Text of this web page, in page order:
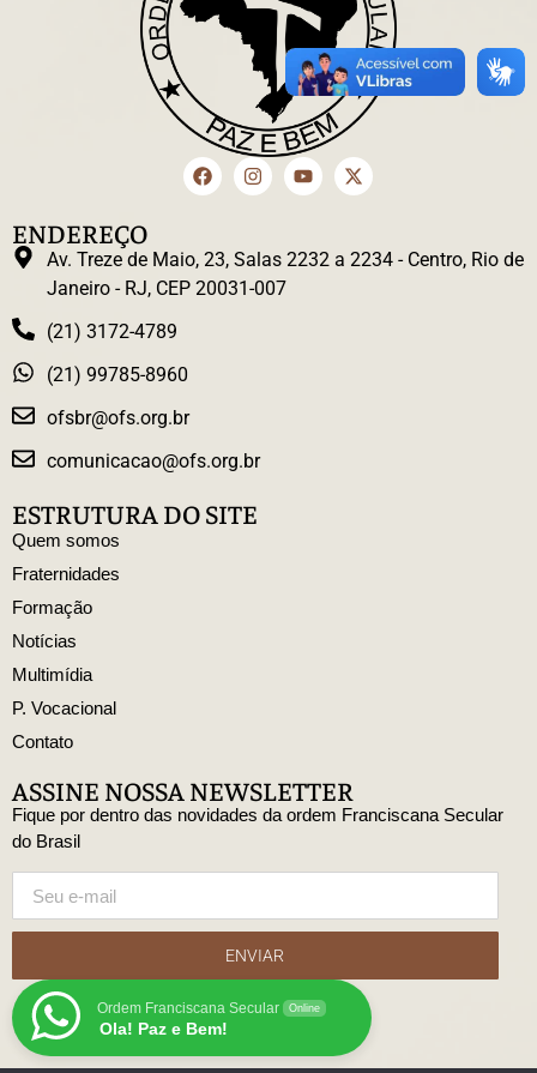
ENDEREÇO
Av. Treze de Maio, 23, Salas 2232 a 2234 - Centro, Rio de
Janeiro - RJ, CEP 20031-007
(21) 3172-4789
(21) 99785-8960
ofsbr@ofs.org.br
comunicacao@ofs.org.br
ESTRUTURA DO SITE
Quem somos
Fraternidades
Formação
Notícias
Multimídia
P. Vocacional
Contato
ASSINE NOSSA NEWSLETTER
Fique por dentro das novidades da ordem Franciscana Secular
do Brasil
ENVIAR
Ordem Franciscana Secular Online
Ola! Paz e Bem!